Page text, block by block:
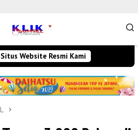
Website Resmi Kami